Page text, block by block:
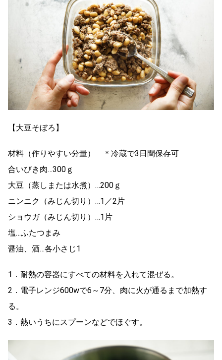
【大豆そぼろ】
材料（作りやすい分量） ＊冷蔵で3日間保存可
合いびき肉…300ｇ
大豆（蒸しまたは水煮）…200ｇ
ニンニク（みじん切り）…1／2片
ショウガ（みじん切り）…1片
塩…ふたつまみ
醤油、酒…各小さじ1
1．耐熱の容器にすべての材料を入れて混ぜる。
2．電子レンジ600wで6～7分、肉に火が通るまで加熱す
る。
3．熱いうちにスプーンなどでほぐす。